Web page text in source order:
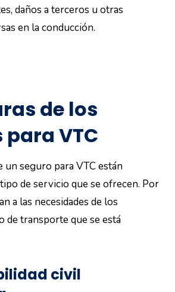
daños a terceros u otras
en la conducción.
de los
VTC
un seguro para VTC están
de servicio que se ofrecen. Por
a las necesidades de los
de transporte que se está
civil